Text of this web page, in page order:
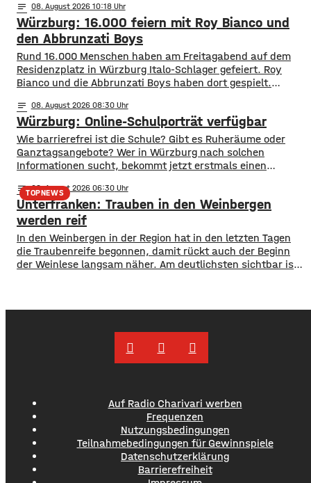
Fläche von mehreren hundert Quadratmetern aus. Auch
vier Bäume standen in Flammen. Zudem kamen die
Flammen auch einer Kleingartenanlage und fünf
Wohnhäusern immer näher. Den Feuerwehren
notes 08. August 2026 10:18
Würzburg: 16.000 feiern mit Roy Bianco und
den Abbrunzati Boys
Rund 16.000 Menschen haben am Freitagabend auf dem
Residenzplatz in Würzburg Italo-Schlager gefeiert. Roy
Bianco und die Abbrunzati Boys haben dort gespielt.
abseits des Konzertgeländes verfolgten viele Zaungäste bei
Picknick-Stimmung in den Straßen die Songs. Hier gibt es
Bilder vom Konzert Die Konzertreihe vor dem
notes 08. August 2026 08:30
Würzburg: Online-Schulporträt verfügbar
​​Wie barrierefrei ist die Schule? Gibt es Ruheräume oder
Ganztagsangebote? Wer in Würzburg nach solchen
Informationen sucht, bekommt jetzt erstmals einen
im Open-Data-Portal neue digitale
Schulporträts veröffentlicht. Dort werden alle 35 Schulen
in städtischer Trägerschaft mit einer Vielzahl von Daten
vorgestellt und miteinander vergleichbar gemacht. ​So
können beispielsweise Schülerzahlen, die Anzahl der
TOPNEWS
notes 08. August 2026 06:30
Unterfranken: Trauben in den Weinbergen
werden reif
In den Weinbergen in der Region hat in den letzten Tagen
die Traubenreife begonnen, damit rückt auch der Beginn
der Weinlese langsam näher. Am deutlichsten sichtbar ist
Auf Radio Charivari werben
Frequenzen
Nutzungsbedingungen
Teilnahmebedingungen für Gewinnspiele
Datenschutzerklärung
Barrierefreiheit